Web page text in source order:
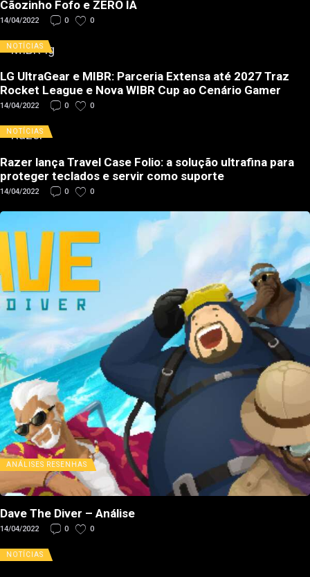
Cãozinho Fofo e ZERO IA
14/04/2022 0 0
NOTÍCIAS
LG UltraGear e MIBR: Parceria Extensa até 2027 Traz
Rocket League e Nova WIBR Cup ao Cenário Gamer
14/04/2022 0 0
NOTÍCIAS
Razer lança Travel Case Folio: a solução ultrafina para
proteger teclados e servir como suporte
14/04/2022 0 0
ANÁLISES RESENHAS
Dave The Diver – Análise
14/04/2022 0 0
NOTÍCIAS